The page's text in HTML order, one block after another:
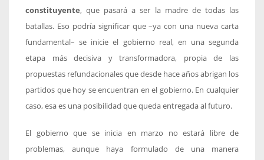
constituyente, que pasará a ser la madre de todas las
batallas. Eso podría significar que –ya con una nueva carta
fundamental– se inicie el gobierno real, en una segunda
etapa más decisiva y transformadora, propia de las
propuestas refundacionales que desde hace años abrigan los
partidos que hoy se encuentran en el gobierno. En cualquier
caso, esa es una posibilidad que queda entregada al futuro.
El gobierno que se inicia en marzo no estará libre de
problemas, aunque haya formulado de una manera